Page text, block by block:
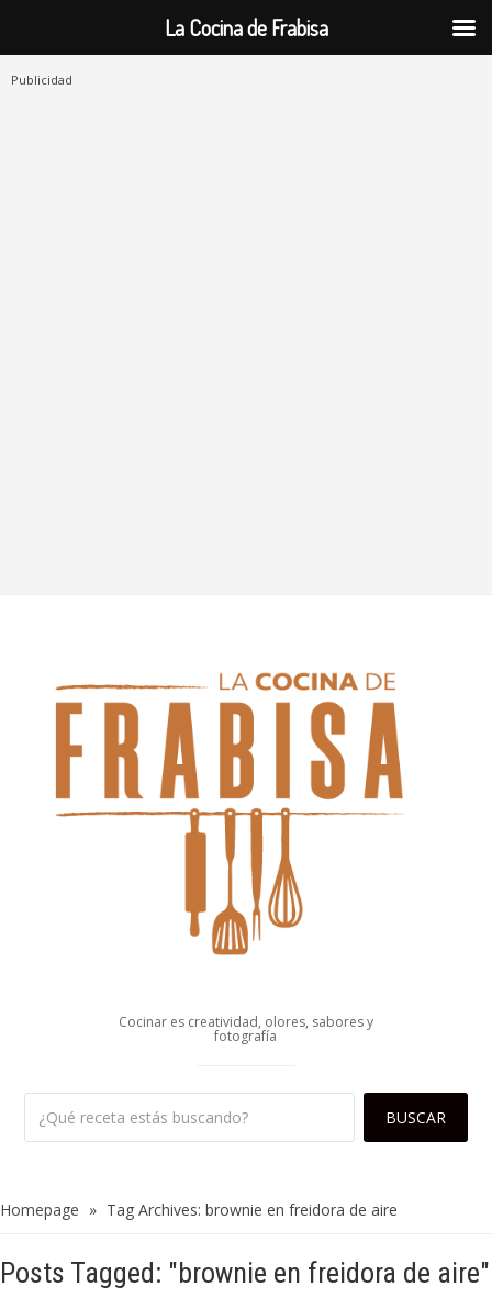
Publicidad
Cocinar es creatividad, olores, sabores y
fotografía
Homepage » Tag Archives: brownie en freidora de aire
Posts Tagged: "brownie en freidora de aire"
La Cocina de Frabisa